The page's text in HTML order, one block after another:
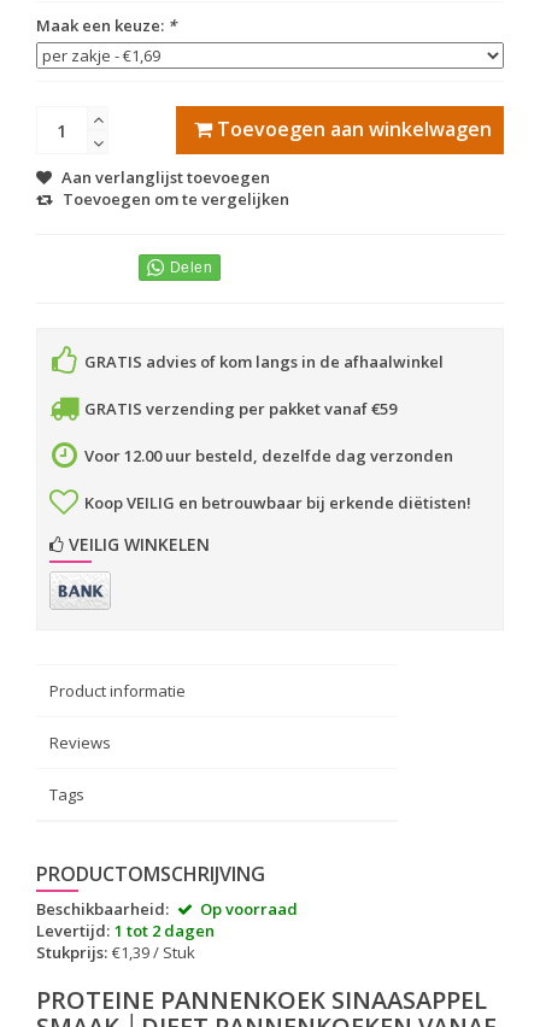
Maak een keuze: *
Toevoegen aan winkelwagen
Aan verlanglijst toevoegen
Toevoegen om te vergelijken
GRATIS advies of kom langs in de afhaalwinkel
GRATIS verzending per pakket vanaf €59
Voor 12.00 uur besteld, dezelfde dag verzonden
Koop VEILIG en betrouwbaar bij erkende diëtisten!
VEILIG WINKELEN
Product informatie
Reviews
Tags
PRODUCTOMSCHRIJVING
Beschikbaarheid:
Op voorraad
Levertijd: 1 tot 2 dagen
Stukprijs: €1,39 / Stuk
PROTEINE PANNENKOEK SINAASAPPEL